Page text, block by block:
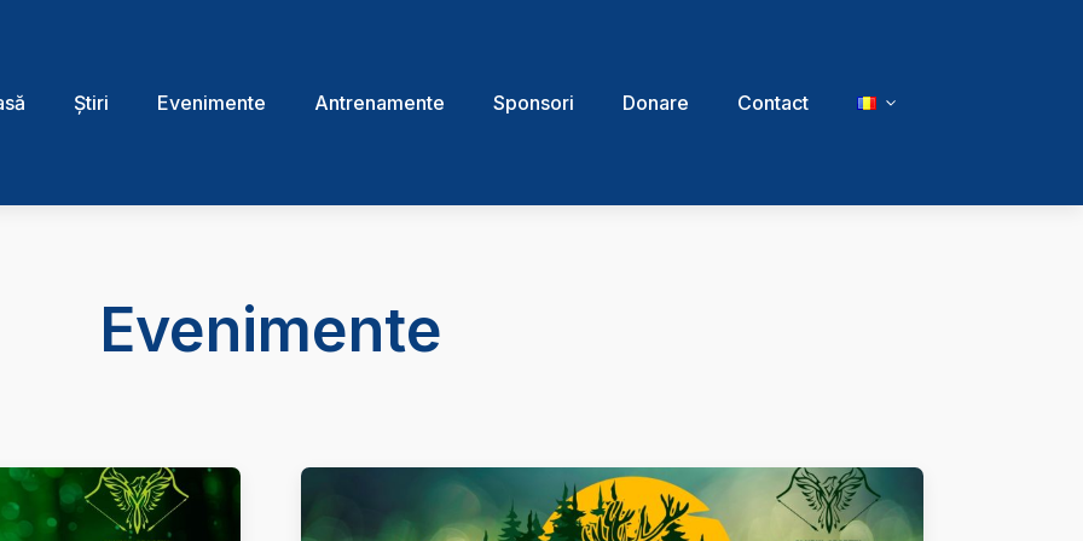
Știri Evenimente Antrenamente Sponsori Donare Contact
Evenimente